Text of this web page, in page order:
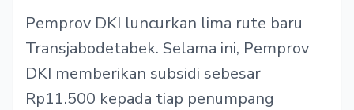
Pemprov DKI luncurkan lima rute baru
Transjabodetabek. Selama ini, Pemprov
DKI memberikan subsidi sebesar
Rp11.500 kepada tiap penumpang